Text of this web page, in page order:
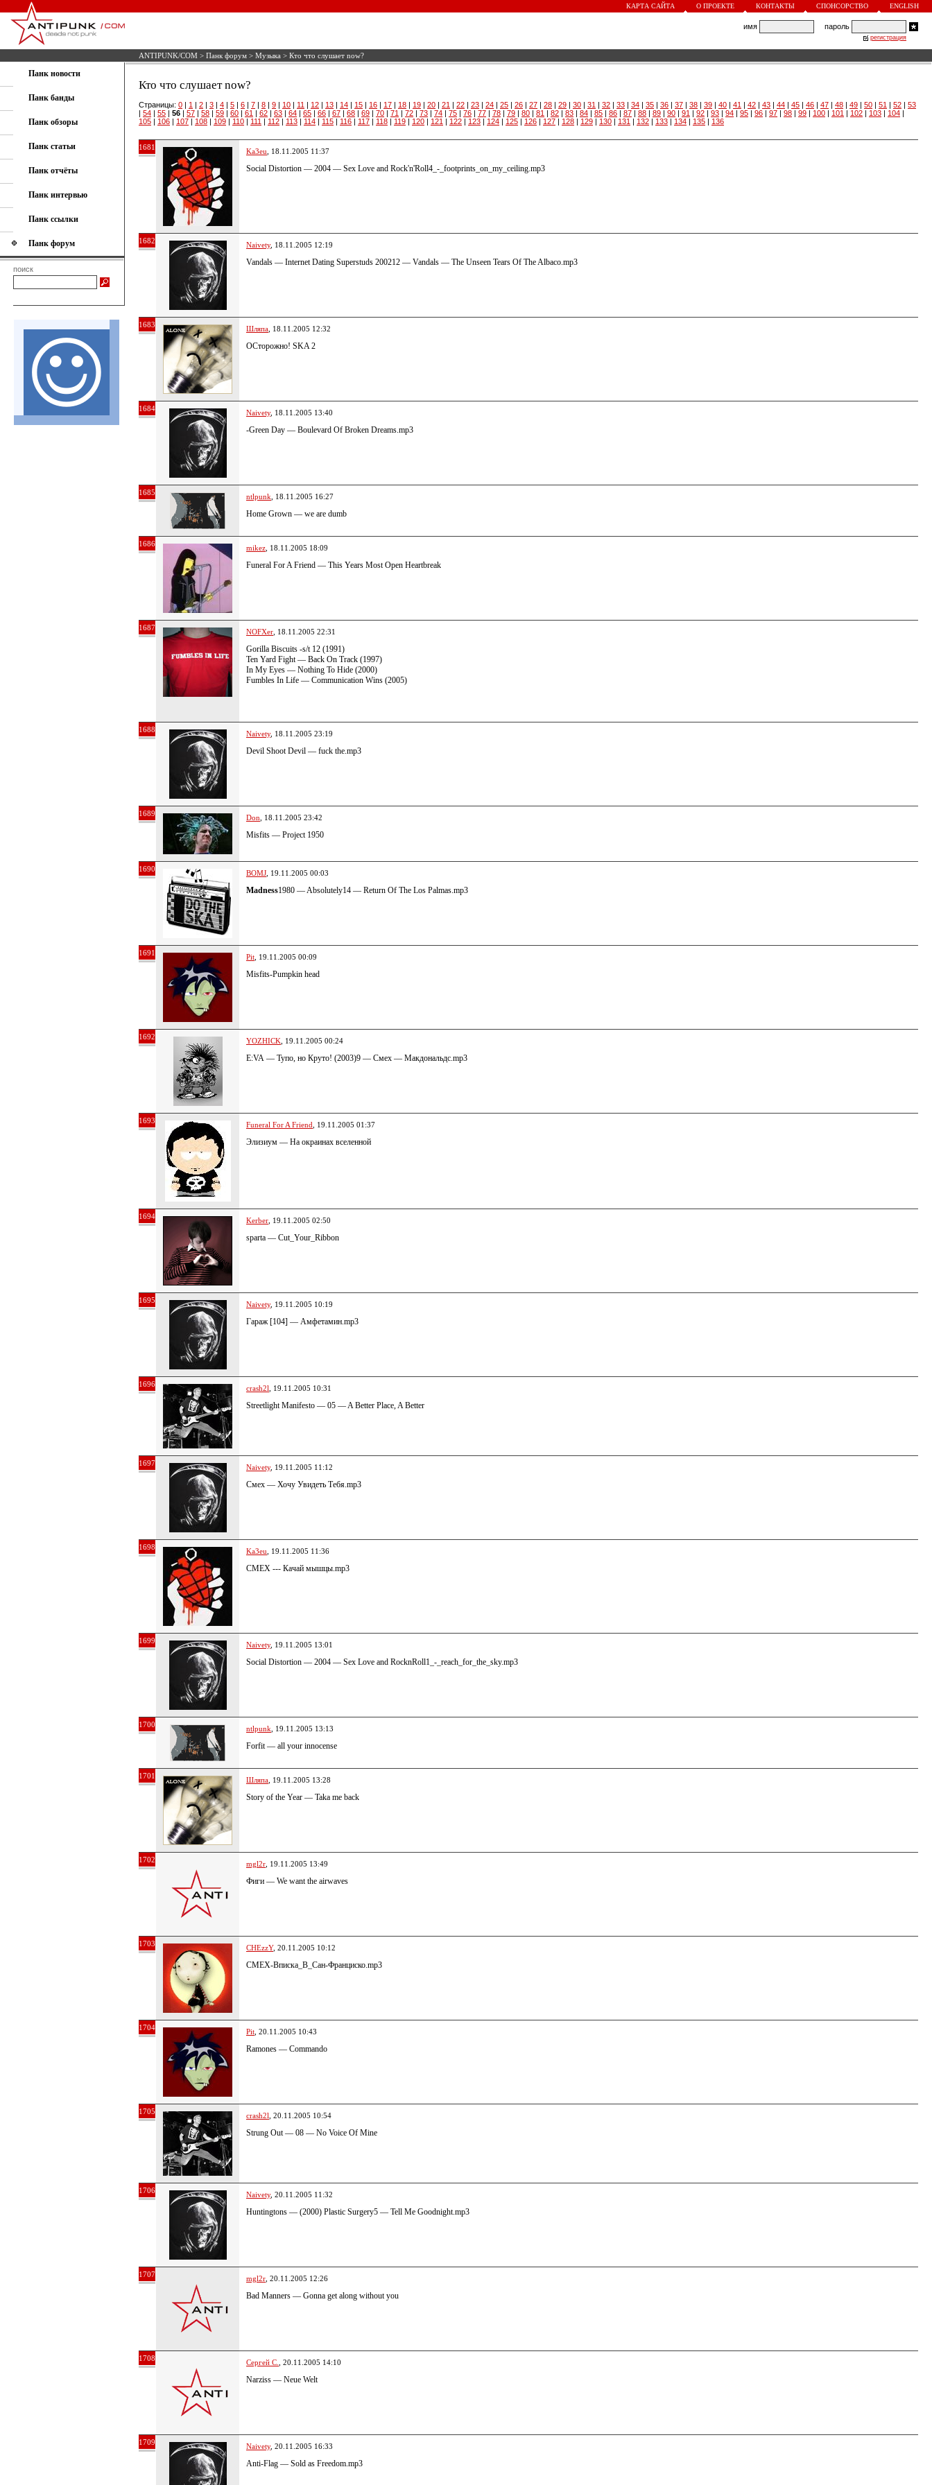
КАРТА САЙТА О ПРОЕКТЕ КОНТАКТЫ СПОНСОРСТВО ENGLISH
имя пароль
регистрация
ANTIPUNK/COM > Панк форум > Музыка > Кто что слушает now?
Панк новости
Панк банды
Панк обзоры
Панк статьи
Панк отчёты
Панк интервью
Панк ссылки
Панк форум
поиск
Кто что слушает now?
Страницы: 0 | 1 | 2 | 3 | 4 | 5 | 6 | 7 | 8 | 9 | 10 | 11 | 12 | 13 | 14 | 15 | 16 | 17 | 18 | 19 | 20 | 21 | 22 | 23 | 24 | 25 | 26 | 27 | 28 | 29 | 30 | 31 | 32 | 33 | 34 | 35 | 36 | 37 | 38 | 39 | 40 | 41 | 42 | 43 | 44 | 45 | 46 | 47 | 48 | 49 | 50 | 51 | 52 | 53
| 54 | 55 | 56 | 57 | 58 | 59 | 60 | 61 | 62 | 63 | 64 | 65 | 66 | 67 | 68 | 69 | 70 | 71 | 72 | 73 | 74 | 75 | 76 | 77 | 78 | 79 | 80 | 81 | 82 | 83 | 84 | 85 | 86 | 87 | 88 | 89 | 90 | 91 | 92 | 93 | 94 | 95 | 96 | 97 | 98 | 99 | 100 | 101 | 102 | 103 | 104 |
105 | 106 | 107 | 108 | 109 | 110 | 111 | 112 | 113 | 114 | 115 | 116 | 117 | 118 | 119 | 120 | 121 | 122 | 123 | 124 | 125 | 126 | 127 | 128 | 129 | 130 | 131 | 132 | 133 | 134 | 135 | 136
1681 Ka3eu , 18.11.2005 11:37
Social Distortion — 2004 — Sex Love and Rock'n'Roll4_-_footprints_on_my_ceiling.mp3
1682 Naivety, 18.11.2005 12:19
Vandals — Internet Dating Superstuds 200212 — Vandals — The Unseen Tears Of The Albaco.mp3
1683 Шляпа , 18.11.2005 12:32
ОСторожно! SKA 2
1684 Naivety, 18.11.2005 13:40
-Green Day — Boulevard Of Broken Dreams.mp3
1685 ntlpunk , 18.11.2005 16:27
Home Grown — we are dumb
1686 mikez , 18.11.2005 18:09
Funeral For A Friend — This Years Most Open Heartbreak
1687 NOFXer , 18.11.2005 22:31
Gorilla Biscuits -s/t 12 (1991)
Ten Yard Fight — Back On Track (1997)
In My Eyes — Nothing To Hide (2000)
Fumbles In Life — Communication Wins (2005)
1688 Naivety, 18.11.2005 23:19
Devil Shoot Devil — fuck the.mp3
1689 Don , 18.11.2005 23:42
Misfits — Project 1950
1690 BOMJ , 19.11.2005 00:03
Madness1980 — Absolutely14 — Return Of The Los Palmas.mp3
1691 Pit , 19.11.2005 00:09
Misfits-Pumpkin head
1692 YOZHICK , 19.11.2005 00:24
E:VA — Тупо, но Круто! (2003)9 — Смех — Макдональдс.mp3
1693 Funeral For A Friend , 19.11.2005 01:37
Элизиум — На окраинах вселенной
1694 Kerber , 19.11.2005 02:50
sparta — Cut_Your_Ribbon
1695 Naivety, 19.11.2005 10:19
Гараж [104] — Амфетамин.mp3
1696 crash2l , 19.11.2005 10:31
Streetlight Manifesto — 05 — A Better Place, A Better
1697 Naivety, 19.11.2005 11:12
Смех — Хочу Увидеть Тебя.mp3
1698 Ka3eu , 19.11.2005 11:36
СМЕХ --- Качай мышцы.mp3
1699 Naivety, 19.11.2005 13:01
Social Distortion — 2004 — Sex Love and RocknRoll1_-_reach_for_the_sky.mp3
1700 ntlpunk , 19.11.2005 13:13
Forfit — all your innocense
1701 Шляпа , 19.11.2005 13:28
Story of the Year — Taka me back
1702 mgl2r , 19.11.2005 13:49
Фиги — We want the airwaves
1703 CHEzzY, 20.11.2005 10:12
СМЕХ-Вписка_В_Сан-Франциско.mp3
1704 Pit , 20.11.2005 10:43
Ramones — Commando
1705 crash2l , 20.11.2005 10:54
Strung Out — 08 — No Voice Of Mine
1706 Naivety, 20.11.2005 11:32
Huntingtons — (2000) Plastic Surgery5 — Tell Me Goodnight.mp3
1707 mgl2r , 20.11.2005 12:26
Bad Manners — Gonna get along without you
1708 Сергей С. , 20.11.2005 14:10
Narziss — Neue Welt
1709 Naivety, 20.11.2005 16:33
Anti-Flag — Sold as Freedom.mp3